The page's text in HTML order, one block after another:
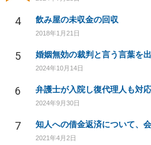
4 飲み屋の未収金の回収
2018年1月21日
5 婚姻無効の裁判と言う言葉を
2024年10月14日
6
2024年9月30日
7 知人への借金返済について、
2021年4月2日